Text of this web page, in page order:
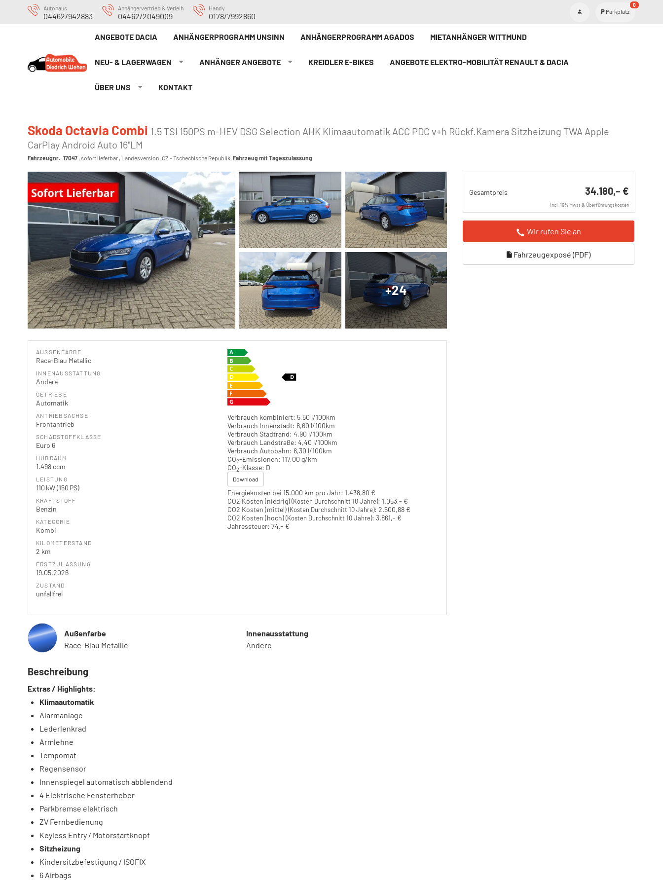
Autohaus
04462/942883
Anhängervertrieb & Verleih
04462/2049009
Handy
0178/7992860
Parkplatz
0
ANGEBOTE DACIA ANHÄNGERPROGRAMM UNSINN ANHÄNGERPROGRAMM AGADOS MIETANHÄNGER WITTMUND
NEU- & LAGERWAGEN ANHÄNGER ANGEBOTE KREIDLER E-BIKE`S ANGEBOTE ELEKTRO-MOBILITÄT RENAULT & DACIA
ÜBER UNS KONTAKT
Skoda Octavia Combi 1.5 TSI 150PS m-HEV DSG Selection AHK Klimaautomatik ACC PDC v+h Rückf.Kamera Sitzheizung TWA Apple
CarPlay Android Auto 16"LM
Fahrzeugnr.: 17047 , sofort lieferbar , Landesversion: CZ - Tschechische Republik, Fahrzeug mit Tageszulassung
Gesamtpreis 34.180,– €
incl. 19% Mwst & Überführungskosten
Wir rufen Sie an
Fahrzeugexposé (PDF)
+24
AUSSENFARBE
Race-Blau Metallic
INNENAUSSTATTUNG
Andere
GETRIEBE
Automatik
ANTRIEBSACHSE
Frontantrieb
SCHADSTOFFKLASSE
Euro 6
HUBRAUM
1.498 ccm
LEISTUNG
110 kW (150 PS)
KRAFTSTOFF
Benzin
KATEGORIE
Kombi
KILOMETERSTAND
2 km
ERSTZULASSUNG
19.05.2026
ZUSTAND
unfallfrei
Verbrauch kombiniert: 5,50 l/100km
Verbrauch Innenstadt: 6,60 l/100km
Verbrauch Stadtrand: 4,90 l/100km
Verbrauch Landstraße: 4,40 l/100km
Verbrauch Autobahn: 6,30 l/100km
CO2-Emissionen: 117,00 g/km
CO2-Klasse: D
Download
Energiekosten bei 15.000 km pro Jahr: 1.438,80 €
CO2 Kosten (niedrig)(Kosten Durchschnitt 10 Jahre): 1.053,- €
CO2 Kosten (mittel)(Kosten Durchschnitt 10 Jahre): 2.500,88 €
CO2 Kosten (hoch)(Kosten Durchschnitt 10 Jahre): 3.861,- €
Jahressteuer: 74,- €
Außenfarbe
Race-Blau Metallic
Innenausstattung
Andere
Beschreibung
Extras / Highlights:
Klimaautomatik
Alarmanlage
Lederlenkrad
Armlehne
Tempomat
Regensensor
Innenspiegel automatisch abblendend
4 Elektrische Fensterheber
Parkbremse elektrisch
ZV Fernbedienung
Keyless Entry / Motorstartknopf
Sitzheizung
Kindersitzbefestigung / ISOFIX
6 Airbags